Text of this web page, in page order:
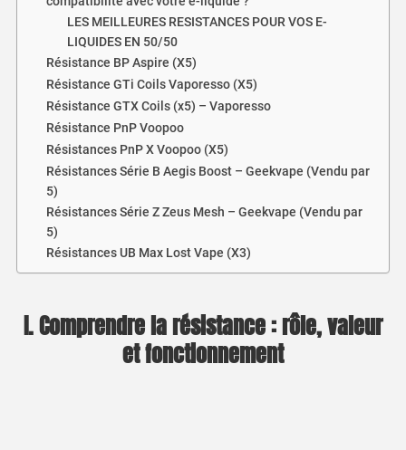
LES MEILLEURES RESISTANCES POUR VOS E-
LIQUIDES EN 50/50
Résistance BP Aspire (X5)
Résistance GTi Coils Vaporesso (X5)
Résistance GTX Coils (x5) – Vaporesso
Résistance PnP Voopoo
Résistances PnP X Voopoo (X5)
Résistances Série B Aegis Boost – Geekvape (Vendu par
5)
Résistances Série Z Zeus Mesh – Geekvape (Vendu par
5)
Résistances UB Max Lost Vape (X3)
I. Comprendre la résistance : rôle, valeur
et fonctionnement